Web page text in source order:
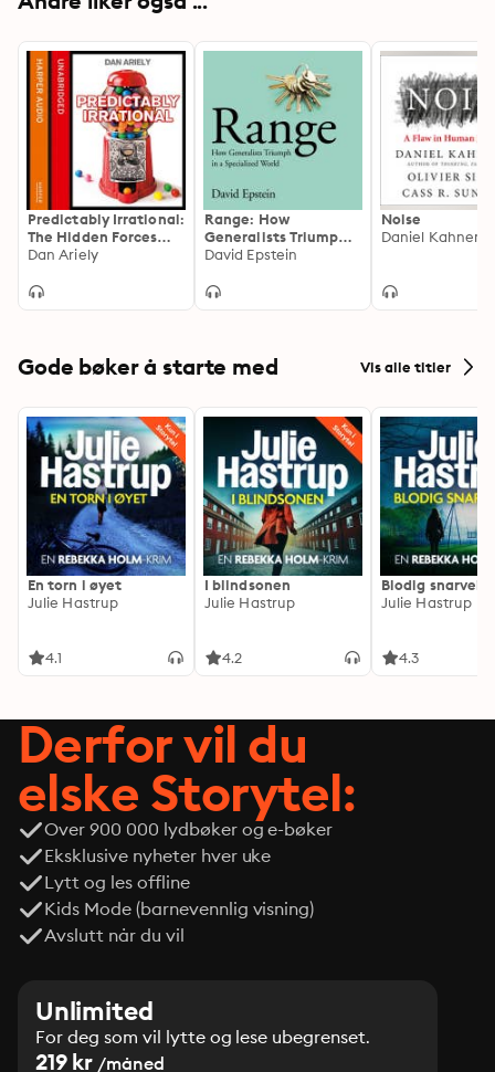
Predictably Irrational:
The Hidden Forces
that Shape Our
Dan Ariely
Range: How
Generalists Triumph
in a Specialized World
David Epstein
Noise
Gode bøker å starte med Vis alle titler
En torn i øyet
Julie Hastrup
4.1
I blindsonen
Julie Hastrup
4.2
Blodig snarvei
Julie Hastrup
4.3
Derfor vil du
elske Storytel:
Over 900 000 lydbøker og e-bøker
Eksklusive nyheter hver uke
Lytt og les offline
Kids Mode (barnevennlig visning)
Avslutt når du vil
Unlimited
For deg som vil lytte og lese ubegrenset.
219 kr /måned